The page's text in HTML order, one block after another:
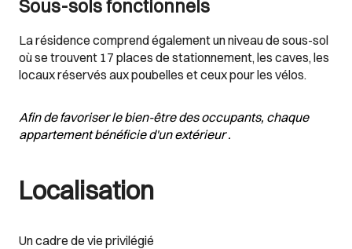
Sous-sols fonctionnels
La résidence comprend également un niveau de sous-sol
où se trouvent 17 places de stationnement, les caves, les
locaux réservés aux poubelles et ceux pour les vélos.
Afin de favoriser le bien-être des occupants, chaque
appartement bénéficie d'un extérieur .
Localisation
Un cadre de vie privilégié